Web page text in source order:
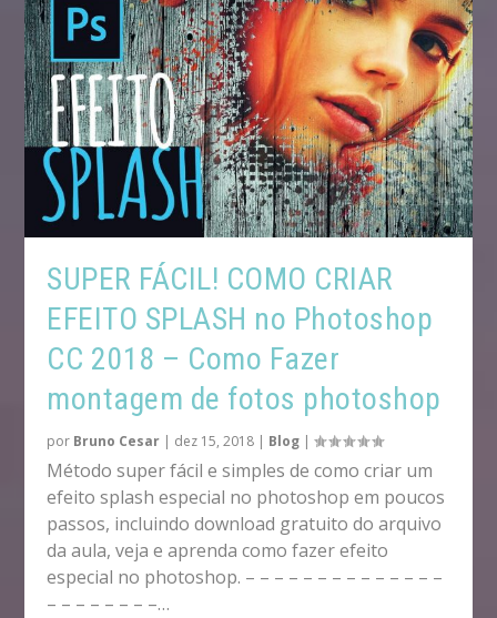
SUPER FÁCIL! COMO CRIAR
EFEITO SPLASH no Photoshop
CC 2018 – Como Fazer
montagem de fotos photoshop
por Bruno Cesar | dez 15, 2018 | Blog |
Método super fácil e simples de como criar um
efeito splash especial no photoshop em poucos
passos, incluindo download gratuito do arquivo
da aula, veja e aprenda como fazer efeito
especial no photoshop. – – – – – – – – – – – – – –
– – – – – – – –…